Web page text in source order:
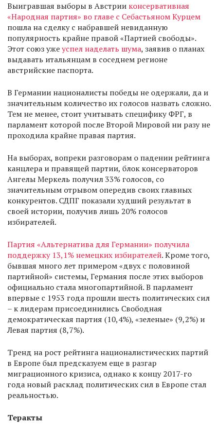
Выигравшая выборы в Австрии консервативная
«Народная партия» во главе с Себастьяном Курцем
пошла на сделку с набравшей невиданную
популярность крайне правой «Партией свободы».
Этот союз ужеуспел наделать шума, заявив о планах
выдавать итальянцам в соседнем регионе
австрийские паспорта.
В Германии националисты победы не одержали, да и
значительным количество их голосов назвать сложно.
Тем не менее, стоит учитывать специфику ФРГ, в
парламент которой после Второй Мировой ни разу не
проходила крайне правая партия.
На выборах, вопреки разговорам о падении рейтинга
канцлера и правящей партии, блок консерваторов
Ангелы Меркель получил 33% голосов, со
значительным отрывом опередив своих главных
конкурентов. СДПГ показали худший результат в
своей истории, получив лишь 20% голосов
избирателей.
Партия «Альтернатива для Германии» получила
поддержку 13,1% немецких избирателей. Кроме того,
бывшая много лет примером «двух с половиной
партийной» системы, Германия после этих выборов
официально стала многопартийной. В парламент
впервые с 1953 года прошли шесть политических сил
– к лидерам присоединились Свободная
демократическая партия (10,4%), «зеленые» (9,2%) и
Левая партия (8,7%).
Тренд на рост рейтинга националистических партий
в Европе был предсказуем еще в разгар
миграционного кризиса, однако к концу 2017-го
года новый расклад политических сил в Европе стал
реальностью.
Теракты